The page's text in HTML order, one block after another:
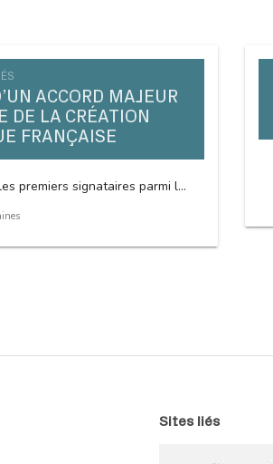
ACCORD MAJEUR
DE LA CRÉATION
FRANÇAISE
premiers signataires parmi l...
Sites liés